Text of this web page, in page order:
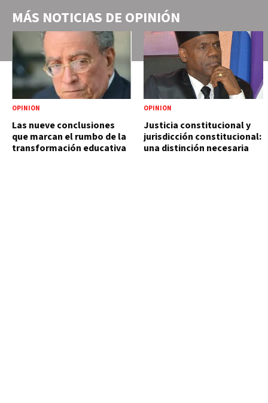
MÁS NOTICIAS DE OPINIÓN
OPINIÓN
Las nueve conclusiones
que marcan el rumbo de la
transformación educativa
OPINIÓN
Justicia constitucional y
jurisdicción constitucional:
una distinción necesaria